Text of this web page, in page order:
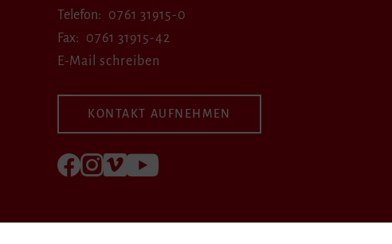
Telefon
0761 31915-0
Fax
0761 31915-42
E-Mail schreiben
KONTAKT AUFNEHMEN
Folgen Sie uns auf Facebook
Folgen Sie uns auf Instagram
Besuchen Sie uns bei Vimeo